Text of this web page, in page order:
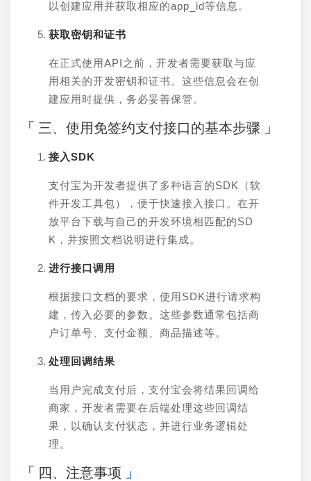
以创建应用并获取相应的app_id等信息。
获取密钥和证书
在正式使用API之前，开发者需要获取与应
用相关的开发密钥和证书。这些信息会在创
建应用时提供，务必妥善保管。
三、使用免签约支付接口的基本步骤
接入SDK
支付宝为开发者提供了多种语言的SDK（软
件开发工具包），便于快速接入接口。在开
放平台下载与自己的开发环境相匹配的SD
K，并按照文档说明进行集成。
进行接口调用
根据接口文档的要求，使用SDK进行请求构
建，传入必要的参数。这些参数通常包括商
户订单号、支付金额、商品描述等。
处理回调结果
当用户完成支付后，支付宝会将结果回调给
商家，开发者需要在后端处理这些回调结
果，以确认支付状态，并进行业务逻辑处
理。
四、注意事项